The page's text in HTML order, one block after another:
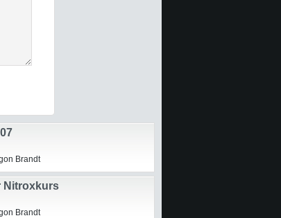
Brandt
Nitroxkurs
Brandt